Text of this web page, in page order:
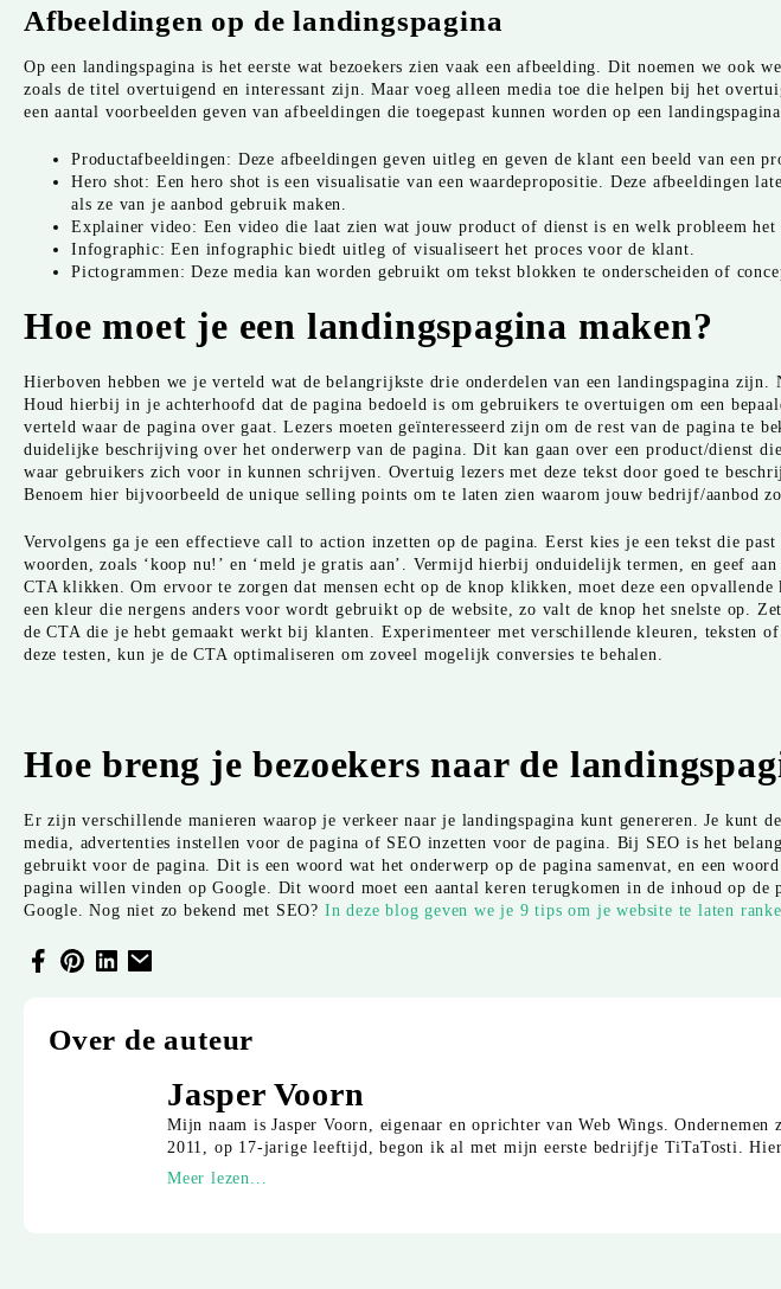
Afbeeldingen op de landingspagina
Op een landingspagina is het eerste wat bezoekers zien vaak een afbeelding. Dit noemen we ook
zoals de titel overtuigend en interessant zijn. Maar voeg alleen media toe die helpen bij het
een aantal voorbeelden geven van afbeeldingen die toegepast kunnen worden op een
Productafbeeldingen: Deze afbeeldingen geven uitleg en geven de klant een beeld van een
Hero shot: Een hero shot is een visualisatie van een waardepropositie. Deze afbeeldingen
als ze van je aanbod gebruik maken.
Explainer video: Een video die laat zien wat jouw product of dienst is en welk probleem
Infographic: Een infographic biedt uitleg of visualiseert het proces voor de klant.
Pictogrammen: Deze media kan worden gebruikt om tekst blokken te onderscheiden of
Hoe moet je een landingspagina maken?
Hierboven hebben we je verteld wat de belangrijkste drie onderdelen van een landingspagina
Houd hierbij in je achterhoofd dat de pagina bedoeld is om gebruikers te overtuigen om een
verteld waar de pagina over gaat. Lezers moeten geïnteresseerd zijn om de rest van de pagina te
duidelijke beschrijving over het onderwerp van de pagina. Dit kan gaan over een product/dienst
waar gebruikers zich voor in kunnen schrijven. Overtuig lezers met deze tekst door goed te
Benoem hier bijvoorbeeld de unique selling points om te laten zien waarom jouw bedrijf/aanbod
Vervolgens ga je een effectieve call to action inzetten op de pagina. Eerst kies je een tekst die
woorden, zoals ‘koop nu!’ en ‘meld je gratis aan’. Vermijd hierbij onduidelijk termen, en geef aan
CTA klikken. Om ervoor te zorgen dat mensen echt op de knop klikken, moet deze een
een kleur die nergens anders voor wordt gebruikt op de website, zo valt de knop het snelste op.
de CTA die je hebt gemaakt werkt bij klanten. Experimenteer met verschillende kleuren, teksten
deze testen, kun je de CTA optimaliseren om zoveel mogelijk conversies te behalen.
Hoe breng je bezoekers naar de
Er zijn verschillende manieren waarop je verkeer naar je landingspagina kunt genereren. Je kunt
media, advertenties instellen voor de pagina of SEO inzetten voor de pagina. Bij SEO is het
gebruikt voor de pagina. Dit is een woord wat het onderwerp op de pagina samenvat, en een
pagina willen vinden op Google. Dit woord moet een aantal keren terugkomen in de inhoud op de
Google. Nog niet zo bekend met SEO? In deze blog geven we je 9 tips om je website te laten
Over de auteur
Jasper Voorn
Mijn naam is Jasper Voorn, eigenaar en oprichter van Web Wings.
2011, op 17-jarige leeftijd, begon ik al met mijn eerste bedrijfje TiTaTosti.
Meer lezen...